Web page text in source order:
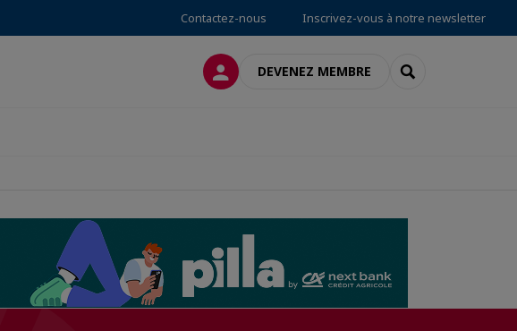
Contactez-nous Inscrivez-vous à notre newsletter
CONNEXIONDEVENEZ MEMBRE RECHERCHER